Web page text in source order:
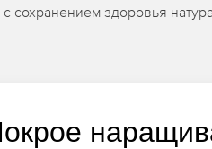
сохранением здоровья